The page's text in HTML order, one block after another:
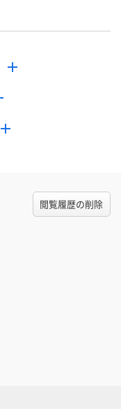
閲覧履歴の削除